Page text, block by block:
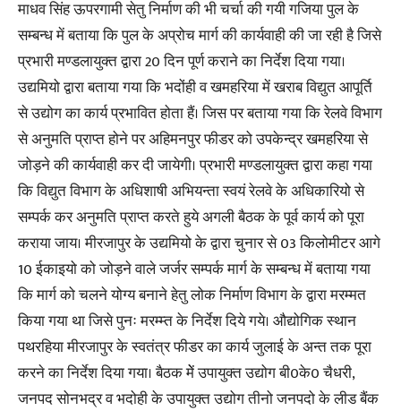
माधव सिंह ऊपरगामी सेतु निर्माण की भी चर्चा की गयी गजिया पुल के
सम्बन्ध में बताया कि पुल के अप्रोच मार्ग की कार्यवाही की जा रही है जिसे
प्रभारी मण्डलायुक्त द्वारा 20 दिन पूर्ण कराने का निर्देश दिया गया।
उद्यमियो द्वारा बताया गया कि भदोंही व खमहरिया में खराब विद्युत आपूर्ति
से उद्योग का कार्य प्रभावित होता हैं। जिस पर बताया गया कि रेलवे विभाग
से अनुमति प्राप्त होने पर अहिमनपुर फीडर को उपकेन्द्र खमहरिया से
जोड़ने की कार्यवाही कर दी जायेगी। प्रभारी मण्डलायुक्त द्वारा कहा गया
कि विद्युत विभाग के अधिशाषी अभियन्ता स्वयं रेलवे के अधिकारियो से
सम्पर्क कर अनुमति प्राप्त करते हुये अगली बैठक के पूर्व कार्य को पूरा
कराया जाय। मीरजापुर के उद्यमियो के द्वारा चुनार से 03 किलोमीटर आगे
10 ईकाइयो को जोड़ने वाले जर्जर सम्पर्क मार्ग के सम्बन्ध में बताया गया
कि मार्ग को चलने योग्य बनाने हेतु लोक निर्माण विभाग के द्वारा मरम्मत
किया गया था जिसे पुनः मरम्म्त के निर्देश दिये गये। औद्योगिक स्थान
पथरहिया मीरजापुर के स्वतंत्र फीडर का कार्य जुलाई के अन्त तक पूरा
करने का निर्देश दिया गया। बैठक मेें उपायुक्त उद्योग बी0के0 चैधरी,
जनपद सोनभद्र व भदोही के उपायुक्त उद्योग तीनो जनपदो के लीड बैंक